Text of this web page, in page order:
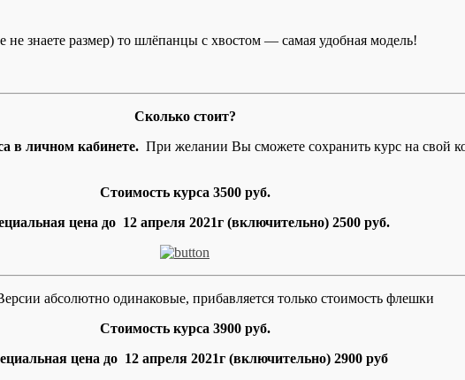
не знаете размер) то шлёпанцы с хвостом — самая удобная модель!
Сколько стоит?
в личном кабинете. При желании Вы сможете сохранить курс на свой
Стоимость курса 3500 руб.
цена до 12 апреля 2021г (включительно) 2500 руб.
абсолютно одинаковые, прибавляется только стоимость флешки
Стоимость курса 3900 руб.
цена до 12 апреля 2021г (включительно) 2900 руб